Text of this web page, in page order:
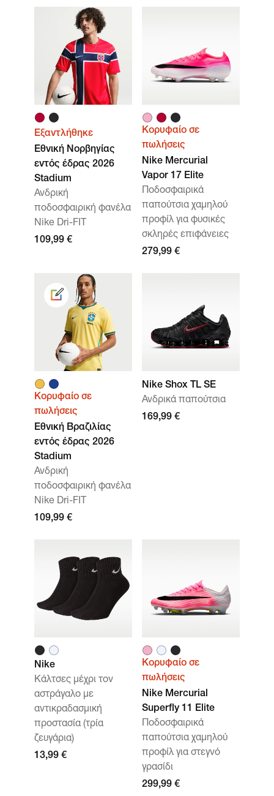
Εξαντλήθηκε
Εθνική Νορβηγίας
εντός έδρας 2026
Stadium
Ανδρική
ποδοσφαιρική φανέλα
Nike Dri-FIT
109,99 €
Κορυφαίο σε
πωλήσεις
Nike Mercurial
Vapor 17 Elite
Ποδοσφαιρικά
παπούτσια χαμηλού
προφίλ για φυσικές
σκληρές επιφάνειες
279,99 €
Κορυφαίο σε
πωλήσεις
Εθνική Βραζιλίας
εντός έδρας 2026
Stadium
Ανδρική
ποδοσφαιρική φανέλα
Nike Dri-FIT
109,99 €
Nike Shox TL SE
Ανδρικά παπούτσια
169,99 €
Nike
Κάλτσες μέχρι τον
αστράγαλο με
αντικραδασμική
προστασία (τρία
ζευγάρια)
13,99 €
Κορυφαίο σε
πωλήσεις
Nike Mercurial
Superfly 11 Elite
Ποδοσφαιρικά
παπούτσια χαμηλού
προφίλ για στεγνό
γρασίδι
299,99 €